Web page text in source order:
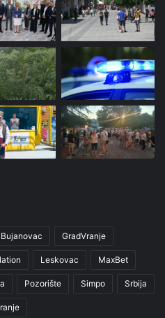
Bujanovac GradVranje
Leskovac MaxBet
Pozorište Simpo Srbija